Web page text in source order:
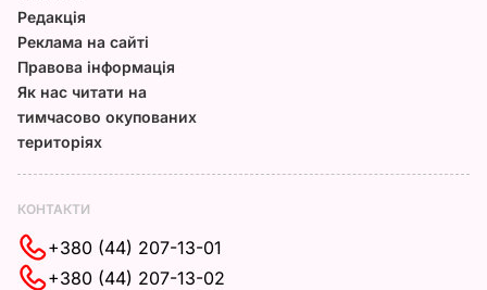
Редакція
Реклама на сайті
Правова інформація
Як нас читати на
тимчасово окупованих
територіях
КОНТАКТИ
+380 (44) 207-13-01
+380 (44) 207-13-02